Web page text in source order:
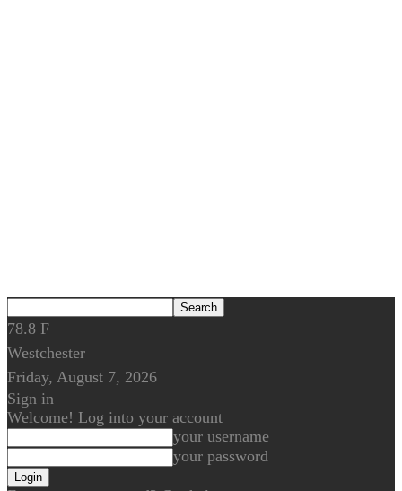
78.8 F
Westchester
Friday, August 7, 2026
Sign in
Welcome! Log into your account
your username
your password